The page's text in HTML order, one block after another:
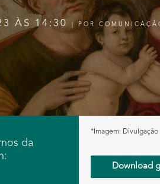
ÀS 14:30 | POR
da
*Imagem: Divulgação
Download